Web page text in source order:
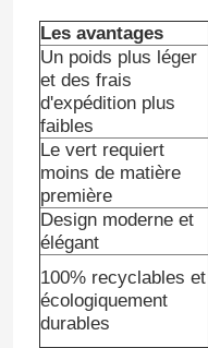
Les avantages
Un poids plus léger
et des frais
d'expédition plus
faibles
Le vert requiert
moins de matière
première
Design moderne et
élégant
100% recyclables et
écologiquement
durables